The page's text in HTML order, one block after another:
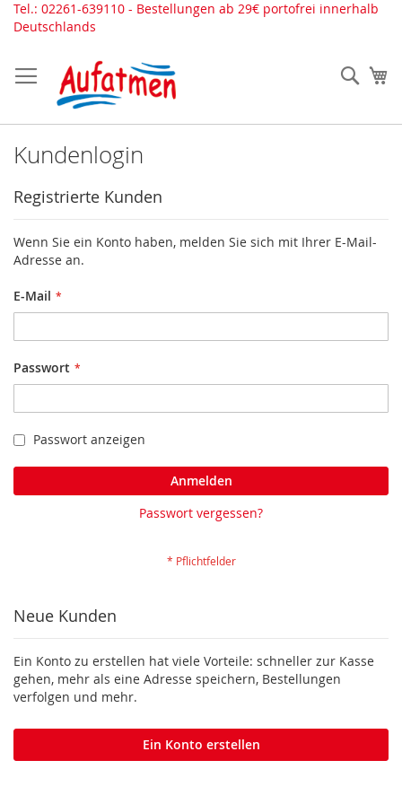
Direkt
zum
Tel.: 02261-639110 - Bestellungen ab 29€ portofrei innerhalb
Deutschlands
Kundenlogin
Registrierte Kunden
Wenn Sie ein Konto haben, melden Sie sich mit Ihrer E-Mail-
Adresse an.
E-Mail
Passwort
Passwort anzeigen
Anmelden
Passwort vergessen?
Neue Kunden
Ein Konto zu erstellen hat viele Vorteile: schneller zur Kasse
gehen, mehr als eine Adresse speichern, Bestellungen
verfolgen und mehr.
Ein Konto erstellen